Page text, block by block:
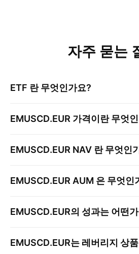
자주 묻는
ETF 란 무엇인가요?
EMUSCD.EUR 가격이란 무엇
EMUSCD.EUR NAV 란 무엇인
EMUSCD.EUR AUM 은 무엇인
EMUSCD.EUR의 성과는 어떤
EMUSCD.EUR는 레버리지 상